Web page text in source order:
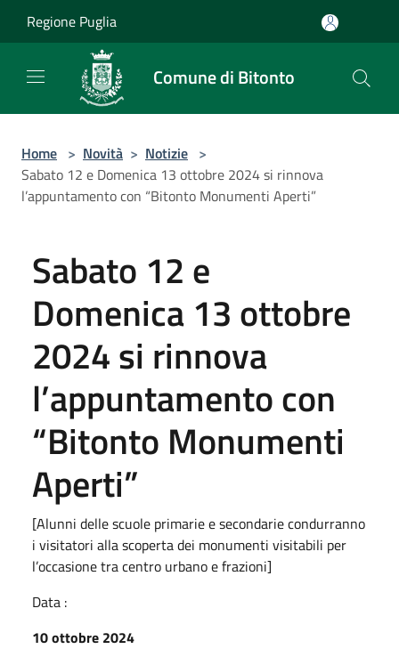
Regione Puglia
Comune di Bitonto
Home > Novità > Notizie >
Sabato 12 e Domenica 13 ottobre 2024 si rinnova
l’appuntamento con “Bitonto Monumenti Aperti”
Sabato 12 e
Domenica 13 ottobre
2024 si rinnova
l’appuntamento con
“Bitonto Monumenti
Aperti”
[Alunni delle scuole primarie e secondarie condurranno
i visitatori alla scoperta dei monumenti visitabili per
l’occasione tra centro urbano e frazioni]
Data :
10 ottobre 2024